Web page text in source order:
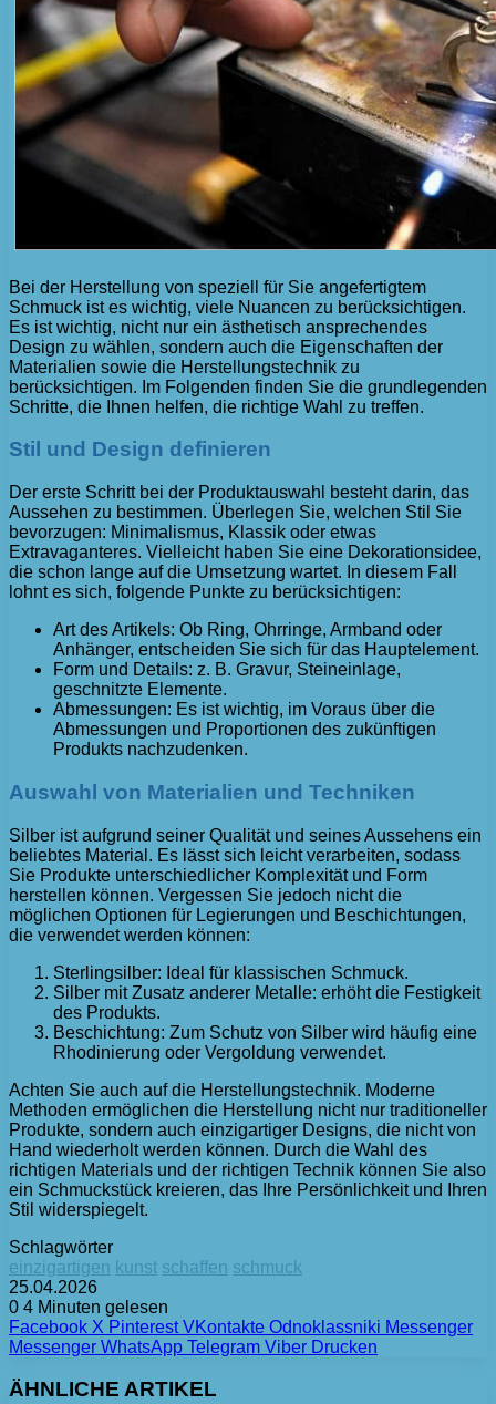
Bei der Herstellung von speziell für Sie angefertigtem
Schmuck ist es wichtig, viele Nuancen zu berücksichtigen.
Es ist wichtig, nicht nur ein ästhetisch ansprechendes
Design zu wählen, sondern auch die Eigenschaften der
Materialien sowie die Herstellungstechnik zu
berücksichtigen. Im Folgenden finden Sie die grundlegenden
Schritte, die Ihnen helfen, die richtige Wahl zu treffen.
Stil und Design definieren
Der erste Schritt bei der Produktauswahl besteht darin, das
Aussehen zu bestimmen. Überlegen Sie, welchen Stil Sie
bevorzugen: Minimalismus, Klassik oder etwas
Extravaganteres. Vielleicht haben Sie eine Dekorationsidee,
die schon lange auf die Umsetzung wartet. In diesem Fall
lohnt es sich, folgende Punkte zu berücksichtigen:
Art des Artikels: Ob Ring, Ohrringe, Armband oder
Anhänger, entscheiden Sie sich für das Hauptelement.
Form und Details: z. B. Gravur, Steineinlage,
geschnitzte Elemente.
Abmessungen: Es ist wichtig, im Voraus über die
Abmessungen und Proportionen des zukünftigen
Produkts nachzudenken.
Auswahl von Materialien und Techniken
Silber ist aufgrund seiner Qualität und seines Aussehens ein
beliebtes Material. Es lässt sich leicht verarbeiten, sodass
Sie Produkte unterschiedlicher Komplexität und Form
herstellen können. Vergessen Sie jedoch nicht die
möglichen Optionen für Legierungen und Beschichtungen,
die verwendet werden können:
Sterlingsilber: Ideal für klassischen Schmuck.
Silber mit Zusatz anderer Metalle: erhöht die Festigkeit
des Produkts.
Beschichtung: Zum Schutz von Silber wird häufig eine
Rhodinierung oder Vergoldung verwendet.
Achten Sie auch auf die Herstellungstechnik. Moderne
Methoden ermöglichen die Herstellung nicht nur traditioneller
Produkte, sondern auch einzigartiger Designs, die nicht von
Hand wiederholt werden können. Durch die Wahl des
richtigen Materials und der richtigen Technik können Sie also
ein Schmuckstück kreieren, das Ihre Persönlichkeit und Ihren
Stil widerspiegelt.
Schlagwörter
einzigartigen kunst schaffen schmuck
25.04.2026
0 4 Minuten gelesen
Facebook X Pinterest VKontakte Odnoklassniki Messenger
Messenger WhatsApp Telegram Viber Drucken
ÄHNLICHE ARTIKEL